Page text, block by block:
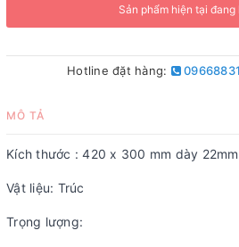
Sản phẩm hiện tại đang
Hotline đặt hàng:
MÔ TẢ
Kích thước : 420 x 300 mm dày 22mm
Vật liệu: Trúc
Trọng lượng: